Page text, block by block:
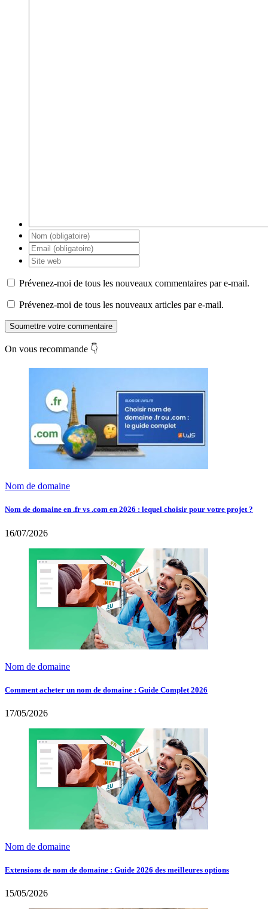
Prévenez-moi de tous les nouveaux commentaires par e-mail.
Prévenez-moi de tous les nouveaux articles par e-mail.
Soumettre votre commentaire
On vous recommande 👇
Nom de domaine
Nom de domaine en .fr vs .com en 2026 : lequel choisir pour votre projet ?
16/07/2026
Nom de domaine
Comment acheter un nom de domaine : Guide Complet 2026
17/05/2026
Nom de domaine
Extensions de nom de domaine : Guide 2026 des meilleures options
15/05/2026